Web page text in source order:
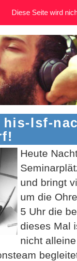
his-lsf-
Heute
und bringt
um die
5 Uhr die
dieses Mal
nicht
Diese Seite wird